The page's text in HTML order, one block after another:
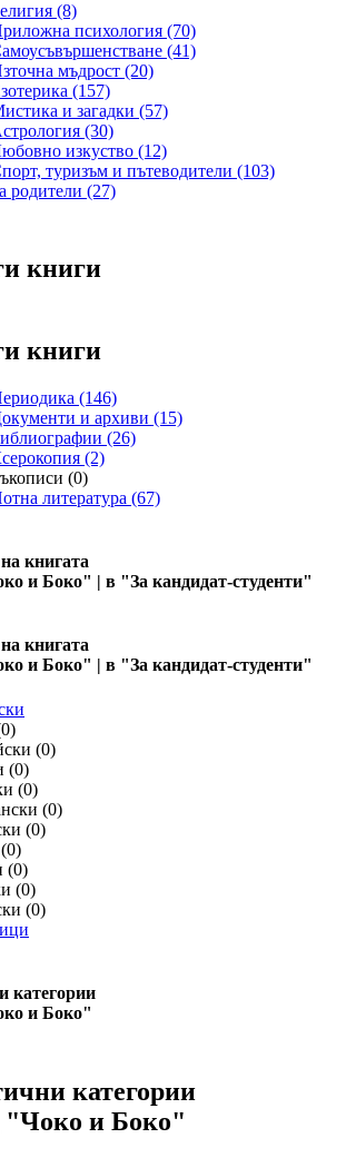
(8)
психология (70)
(41)
мъдрост (20)
(157)
и загадки (57)
(30)
изкуство (12)
туризъм и пътеводители (103)
родители (27)
книги
книги
(146)
и архиви (15)
(26)
(2)
(0)
литература (67)
книгата
и Боко" | в "За кандидат-студенти"
книгата
и Боко" | в "За кандидат-студенти"
(0)
(0)
(0)
(0)
(0)
(0)
(0)
(0)
(0)
категории
и Боко"
категории
"Чоко и Боко"